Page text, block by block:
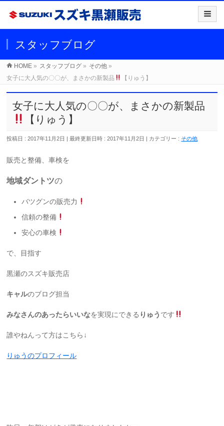
スタッフブログ
HOME » スタッフブログ » その他 »
女子に大人気の〇〇が、まさかの新製品
【りゅう】
女子に大人気の〇〇が、まさかの新製品
【りゅう】
投稿日 : 2017年11月2日 最終更新日時 : 2017年11月2日 カテゴリー : その他
販売と整備、車検を
地域ダントツの
バツグンの販売力
信頼の整備
安心の車検
で、目指す
黒瀬のスズキ販売店
キャルのブログ担当
みなさんのあったらいいなを実現にできる りゅう です
誰やねんって方はこちら↓
りゅうのプロフィール